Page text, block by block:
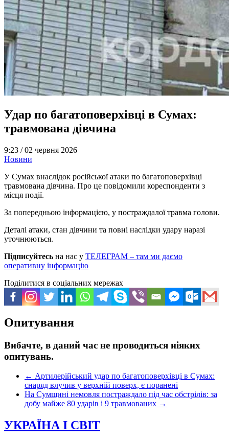
Удар по багатоповерхівці в Сумах:
травмована дівчина
9:23 /02 червня 2026
Новини
У Сумах внаслідок російської атаки по багатоповерхівці
травмована дівчина. Про це повідомили кореспонденти з
місця події.
За попередньою інформацією, у постраждалої травма голови.
Деталі атаки, стан дівчини та повні наслідки удару наразі
уточнюються.
Підписуйтесь на нас у ТЕЛЕГРАМ – там ми даємо
оперативну інформацію
Поділитися в соціальних мережах
Опитування
Вибачте, в даний час не проводиться ніяких
опитувань.
← Артилерійський удар по багатоповерхівці в Сумах:
снаряд влучив у верхній поверх, є поранені
На Сумщині немовля постраждало під час обстрілів: за
добу майже 80 ударів і 9 травмованих →
УКРАЇНА І СВІТ